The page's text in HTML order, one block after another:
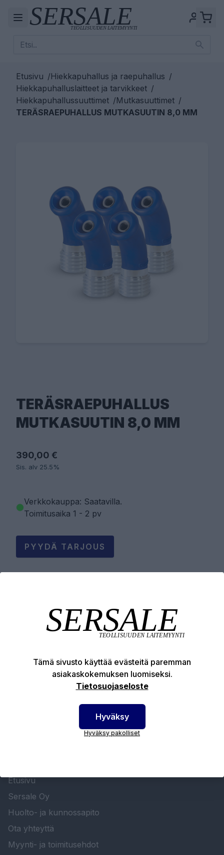
Etusivu /Hiekkapuhallus ja raepuhallus /
Hiekkapuhalluslaitteet ja tarvikkeet /
Hiekkapuhallussuuttimet /Mutkasuuttimet /
TERÄSRAEPUHALLUS MUTKASUUTIN 8,0 MM
TERÄSRAEPUHALLUS
MUTKASUUTIN 8,0 MM
390,00 €
Sis. alv 25.5%
Verkkokauppa: Saatavilla.
Toimitusaika 1 - 2 pv
PYYDÄ TARJOUS
Tekniset edut
Etusivu
Sersale Oy
Huolto- ja kunnossapito
Ota yhteyttä
Myynti- ja toimitusehdot
Tämä sivusto käyttää evästeitä paremman
asiakaskokemuksen luomiseksi.
Tietosuojaseloste
Hyväksy
Hyväksy pakolliset